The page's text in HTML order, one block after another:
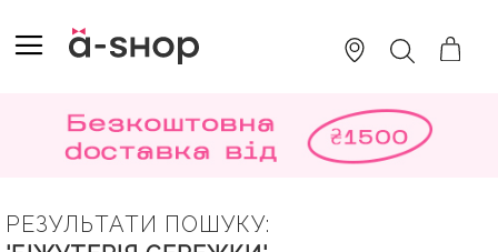
TO
CONTENT
ПОШУК
РЕЗУЛЬТАТИ ПОШУКУ: